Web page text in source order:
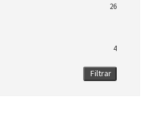
26
4
Filtrar